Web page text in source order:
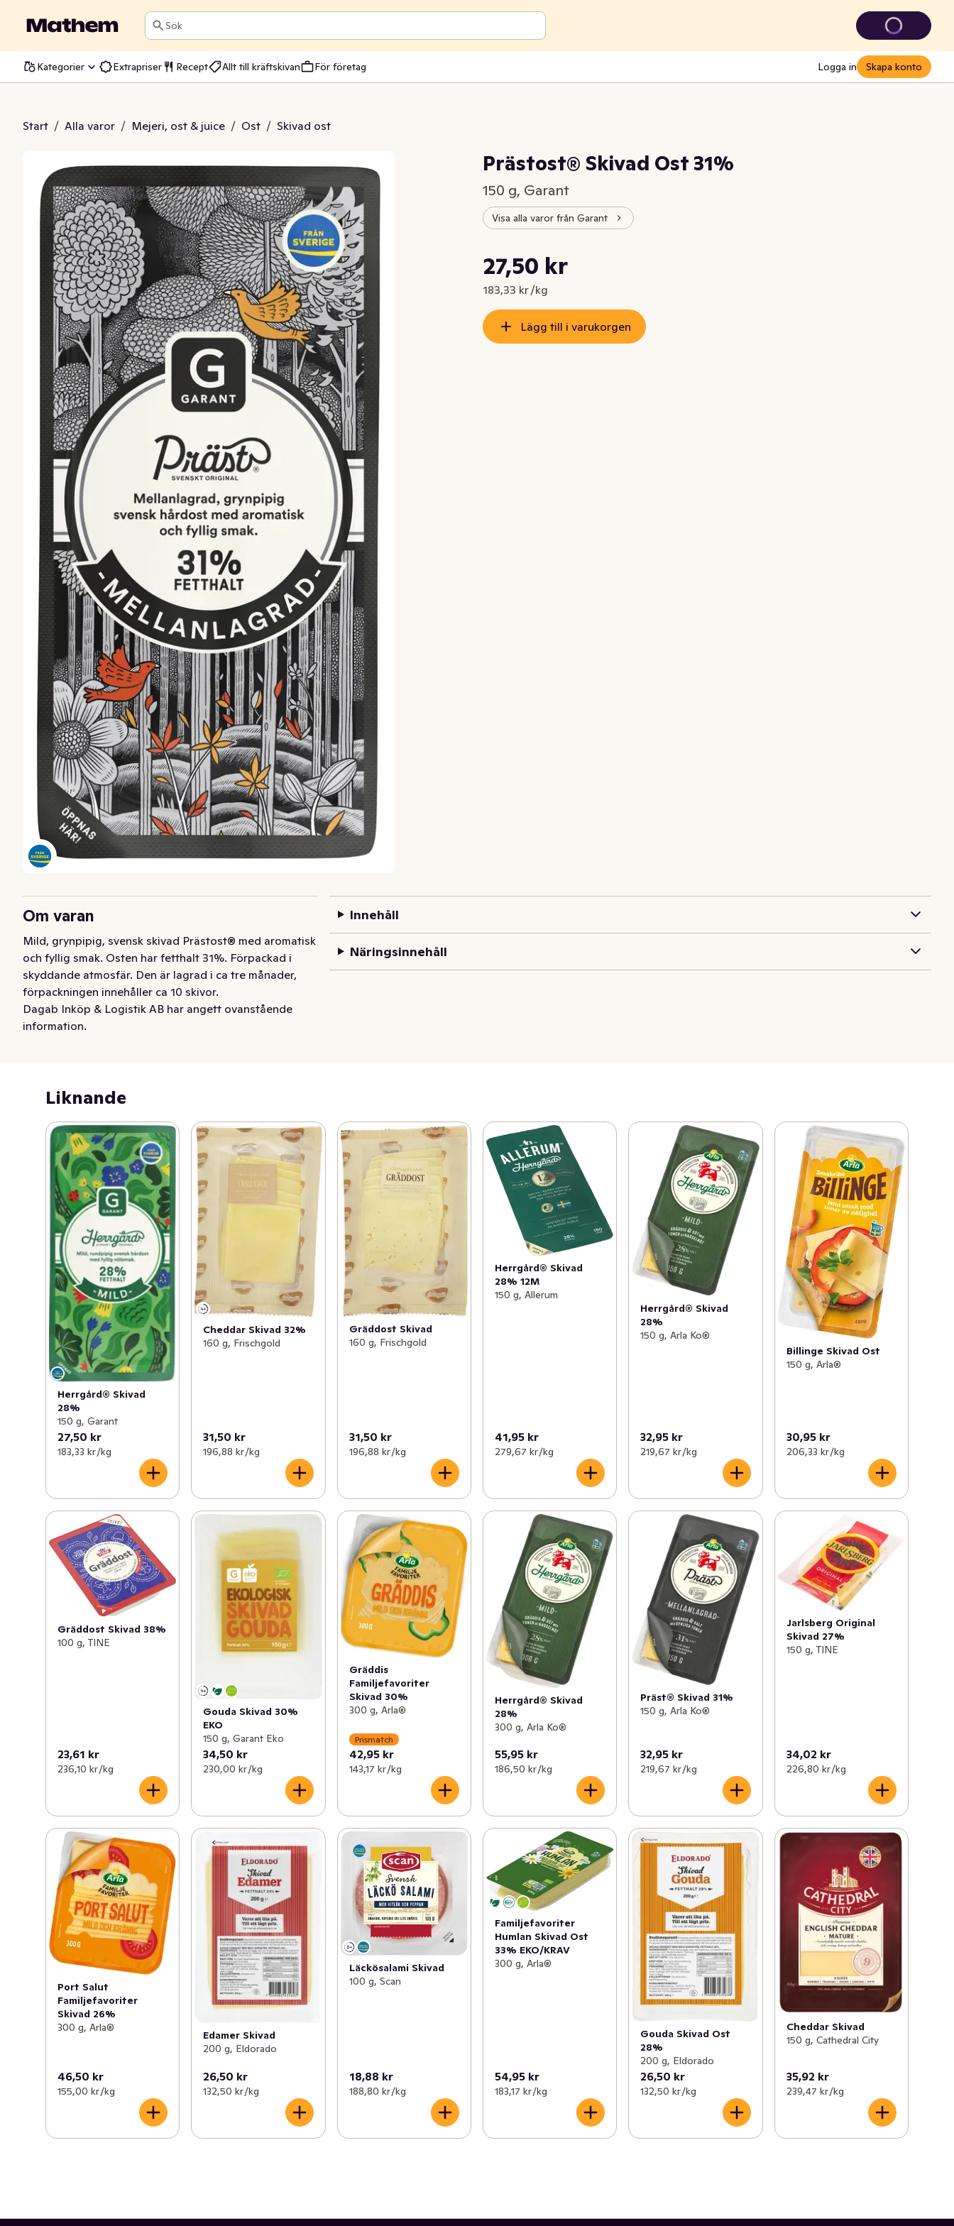
Sök
Kategorier Extrapriser Recept Allt till kräftskivan För företag Logga in Skapa konto
Start / Alla varor / Mejeri, ost & juice / Ost / Skivad ost
Skivad Ost 31%
Prästost® Skivad Ost 31%
150 g, Garant
Visa alla varor från Garant
Nuvarande pris är: 27,50 kr
27,50 kr
183,33 kr /kg
Styckpris: 183,33 kr /kg
Lägg till i varukorgen
Om varan
Mild, grynpipig, svensk skivad Prästost® med aromatisk
och fyllig smak. Osten har fetthalt 31%. Förpackad i
skyddande atmosfär. Den är lagrad i ca tre månader,
förpackningen innehåller ca 10 skivor.
Dagab Inköp & Logistik AB har angett ovanstående
information.
Innehåll
Näringsinnehåll
Liknande
Herrgård® Skivad
28%
150 g, Garant
27,50 kr
183,33 kr /kg
Cheddar Skivad 32%
160 g, Frischgold
31,50 kr
196,88 kr /kg
Gräddost Skivad
160 g, Frischgold
31,50 kr
196,88 kr /kg
Herrgård® Skivad
28% 12M
150 g, Allerum
41,95 kr
279,67 kr /kg
Herrgård® Skivad
28%
150 g, Arla Ko®
32,95 kr
219,67 kr /kg
Billinge Skivad Ost
150 g, Arla®
30,95 kr
206,33 kr /kg
Gräddost Skivad 38%
100 g, TINE
23,61 kr
236,10 kr /kg
Gouda Skivad 30%
EKO
150 g, Garant Eko
34,50 kr
230,00 kr /kg
Gräddis
Familjefavoriter
Skivad 30%
300 g, Arla®
Prismatch
42,95 kr
143,17 kr /kg
Herrgård® Skivad
28%
300 g, Arla Ko®
55,95 kr
186,50 kr /kg
Präst® Skivad 31%
150 g, Arla Ko®
32,95 kr
219,67 kr /kg
Jarlsberg Original
Skivad 27%
150 g, TINE
34,02 kr
226,80 kr /kg
Port Salut
Familjefavoriter
Skivad 26%
300 g, Arla®
46,50 kr
155,00 kr /kg
Edamer Skivad
200 g, Eldorado
26,50 kr
132,50 kr /kg
Läckösalami Skivad
100 g, Scan
18,88 kr
188,80 kr /kg
Familjefavoriter
Humlan Skivad Ost
33% EKO/KRAV
300 g, Arla®
54,95 kr
183,17 kr /kg
Gouda Skivad Ost
28%
200 g, Eldorado
26,50 kr
132,50 kr /kg
Cheddar Skivad
150 g, Cathedral City
35,92 kr
239,47 kr /kg